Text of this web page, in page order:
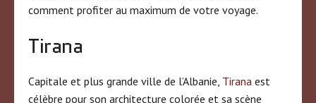
comment profiter au maximum de votre voyage.
Tirana
Capitale et plus grande ville de l’Albanie, Tirana est
célèbre pour son architecture colorée et sa scène